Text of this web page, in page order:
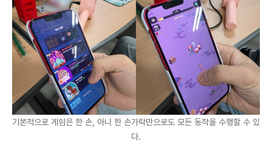
기본적으로 게임은 한 손, 아니 한 손가락만으로도 모든 동작을 수행할 수 있
다.